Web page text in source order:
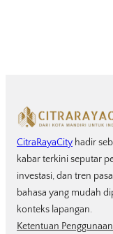
CitraRayaCity hadir
kabar terkini seputar
investasi, dan tren
bahasa yang mudah
konteks lapangan.
Ketentuan Penggunaan